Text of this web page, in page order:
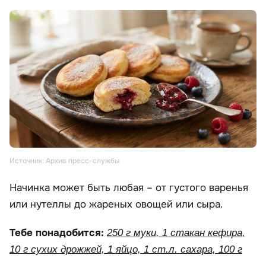
Источник: Архив пресс-службы
Начинка может быть любая – от густого варенья
или нутеллы до жареных овощей или сыра.
Тебе понадобится: 250 г муки, 1 стакан кефира,
10 г сухих дрожжей, 1 яйцо, 1 ст.л. сахара, 100 г